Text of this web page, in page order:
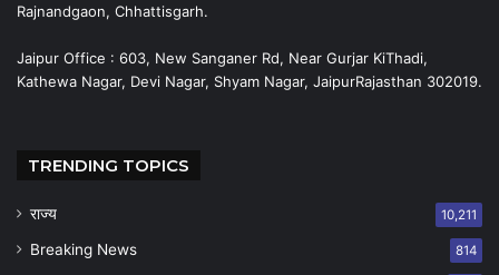
Rajnandgaon, Chhattisgarh.
Jaipur Office : 603, New Sanganer Rd, Near Gurjar KiThadi,
Kathewa Nagar, Devi Nagar, Shyam Nagar, JaipurRajasthan 302019.
TRENDING TOPICS
राज्य 10,211
Breaking News 814